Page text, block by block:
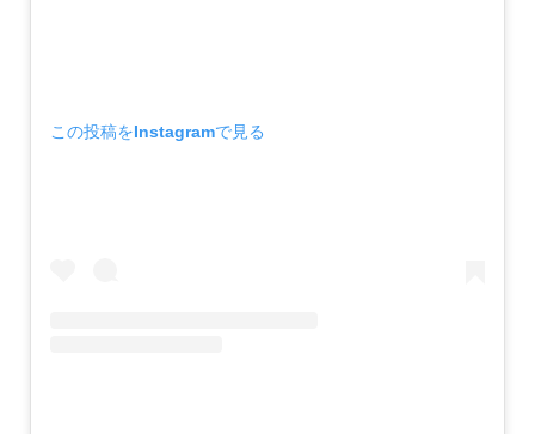
この投稿をInstagramで見る